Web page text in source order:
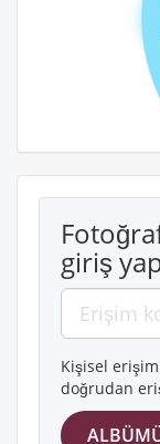
giriş
Kişisel
doğrudan